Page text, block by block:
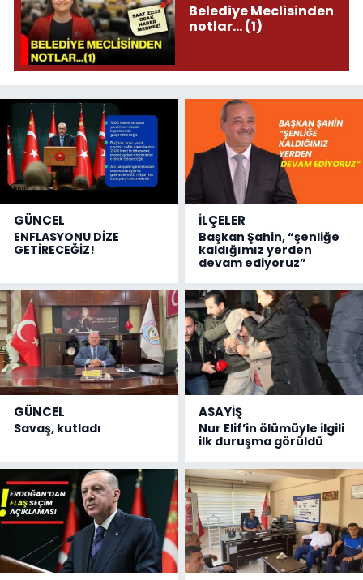
Belediye Meclisinden
notlar... (1)
GÜNCEL
ENFLASYONU DİZE
GETİRECEĞİZ!
İLÇELER
Başkan Şahin, “şenliğe
kaldığımız yerden
devam ediyoruz”
GÜNCEL
Savaş, kutladı
ASAYİŞ
Nur Elif’in ölümüyle ilgili
ilk duruşma görüldü